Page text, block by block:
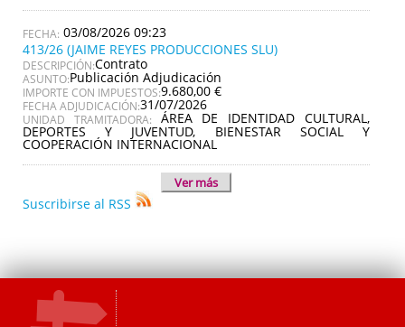
03/08/2026 09:23
413/26 (JAIME REYES PRODUCCIONES SLU)
DESCRIPCIÓN:Contrato
ASUNTO:Publicación Adjudicación
IMPORTE CON IMPUESTOS:9.680,00 €
FECHA ADJUDICACIÓN:31/07/2026
UNIDAD TRAMITADORA: ÁREA DE IDENTIDAD CULTURAL,
DEPORTES Y JUVENTUD, BIENESTAR SOCIAL Y
COOPERACIÓN INTERNACIONAL
Ver más
Suscribirse al RSS